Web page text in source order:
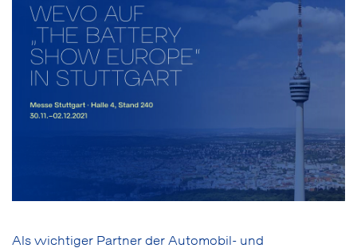
Als wichtiger Partner der Automobil- und